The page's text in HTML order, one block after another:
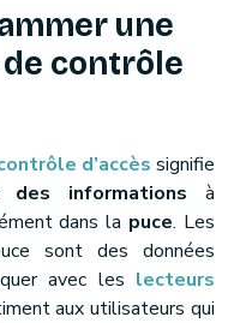
une
contrôle
d’accès signifie
des informations à
dans la puce. Les
sont des données
avec les lecteurs
aux utilisateurs qui